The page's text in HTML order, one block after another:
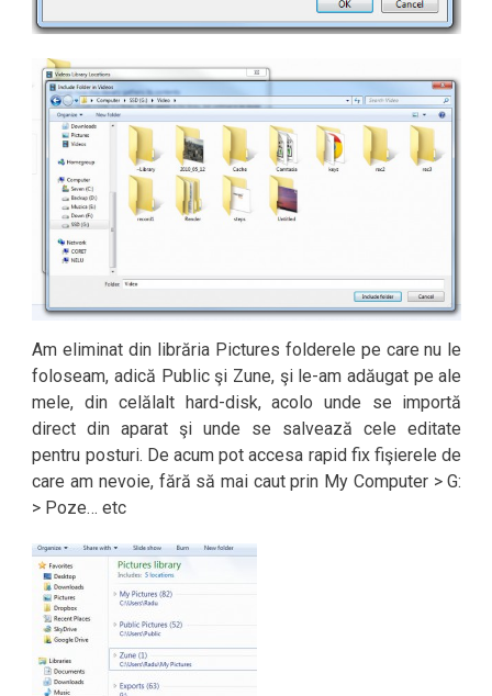
Am eliminat din librăria Pictures folderele pe care nu le
foloseam, adică Public şi Zune, şi le-am adăugat pe ale
mele, din celălalt hard-disk, acolo unde se importă
direct din aparat şi unde se salvează cele editate
pentru posturi. De acum pot accesa rapid fix fişierele de
care am nevoie, fără să mai caut prin My Computer > G:
> Poze… etc